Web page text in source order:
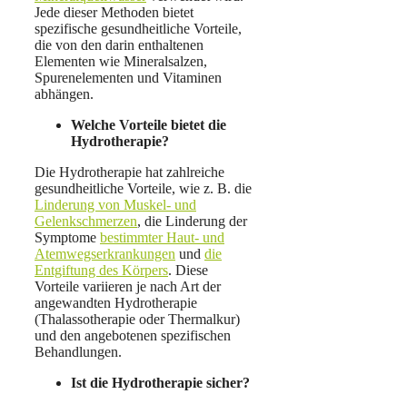
Jede dieser Methoden bietet
spezifische gesundheitliche Vorteile,
die von den darin enthaltenen
Elementen wie Mineralsalzen,
Spurenelementen und Vitaminen
abhängen.
Welche Vorteile bietet die
Hydrotherapie?
Die Hydrotherapie hat zahlreiche
gesundheitliche Vorteile, wie z. B. die
Linderung von Muskel- und
Gelenkschmerzen, die Linderung der
Symptome bestimmter Haut- und
Atemwegserkrankungen und die
Entgiftung des Körpers. Diese
Vorteile variieren je nach Art der
angewandten Hydrotherapie
(Thalassotherapie oder Thermalkur)
und den angebotenen spezifischen
Behandlungen.
Ist die Hydrotherapie sicher?